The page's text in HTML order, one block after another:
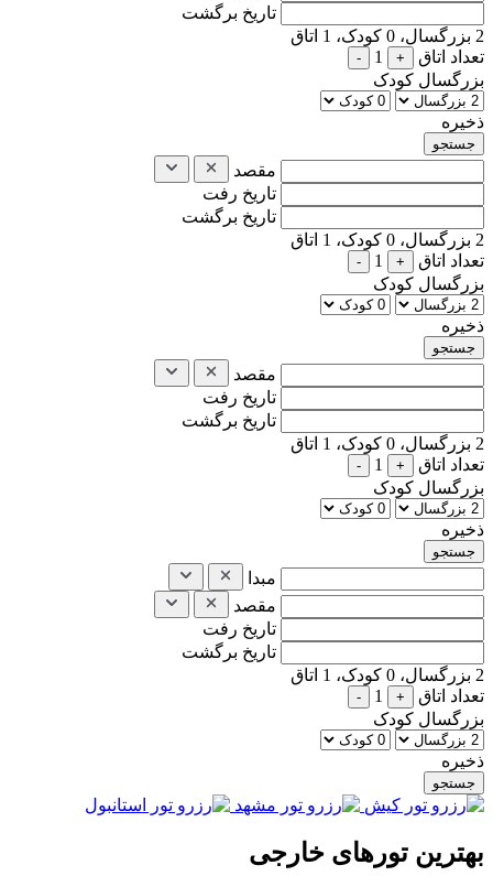
تاریخ برگشت
2 بزرگسال، 0 کودک، 1 اتاق
تعداد اتاق
+
1
-
بزرگسال کودک
ذخیره
مقصد
تاریخ رفت
تاریخ برگشت
2 بزرگسال، 0 کودک، 1 اتاق
تعداد اتاق
+
1
-
بزرگسال کودک
ذخیره
مقصد
تاریخ رفت
تاریخ برگشت
2 بزرگسال، 0 کودک، 1 اتاق
تعداد اتاق
+
1
-
بزرگسال کودک
ذخیره
مبدا
مقصد
تاریخ رفت
تاریخ برگشت
2 بزرگسال، 0 کودک، 1 اتاق
تعداد اتاق
+
1
-
بزرگسال کودک
ذخیره
بهترین تورهای خارجی